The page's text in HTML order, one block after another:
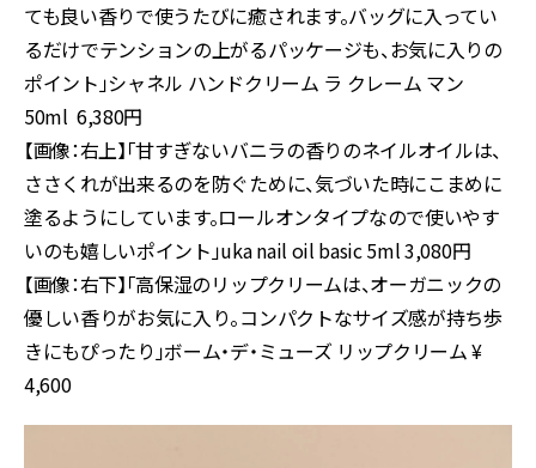
ても良い香りで使うたびに癒されます。バッグに入ってい
るだけでテンションの上がるパッケージも、お気に入りの
ポイント」シャネル ハンドクリーム ラ クレーム マン
50ml 6,380円
【画像：右上】「甘すぎないバニラの香りのネイルオイルは、
ささくれが出来るのを防ぐために、気づいた時にこまめに
塗るようにしています。ロールオンタイプなので使いやす
いのも嬉しいポイント」uka nail oil basic 5ml 3,080円
【画像：右下】「高保湿のリップクリームは、オーガニックの
優しい香りがお気に入り。コンパクトなサイズ感が持ち歩
きにもぴったり」ボーム・デ・ミューズ リップクリーム ¥
4,600